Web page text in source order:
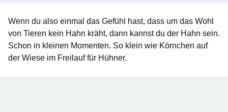
Wenn du also einmal das Gefühl hast, dass um das Wohl
von Tieren kein Hahn kräht, dann kannst du der Hahn sein.
Schon in kleinen Momenten. So klein wie Körnchen auf
der Wiese im Freilauf für Hühner.